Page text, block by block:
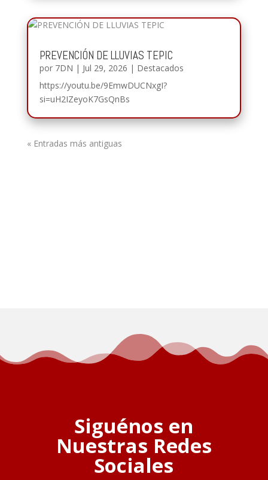
PREVENCIÓN DE LLUVIAS TEPIC
por 7DN | Jul 29, 2026 | Destacados
https://youtu.be/9EmwDUCNxgI?
si=uH2IZeyoK7GsQnBs
« Entradas más antiguas
Siguénos en
Nuestras Redes
Sociales